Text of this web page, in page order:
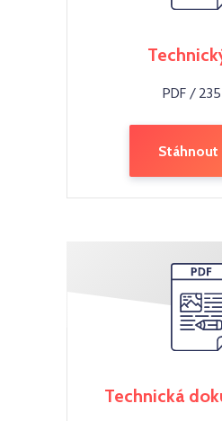
PDF /
Stáhnout
Technická